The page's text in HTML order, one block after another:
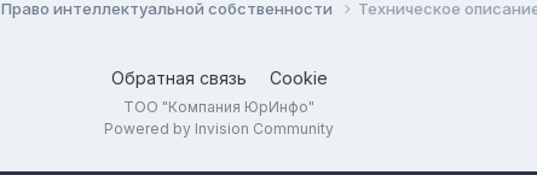
Право интеллектуальной собственности Техническое
Обратная связь Cookie
ТОО "Компания ЮрИнфо"
Powered by Invision Community